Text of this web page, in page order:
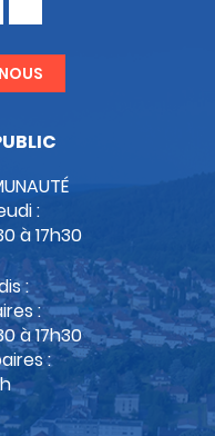
:
à 17h30
:
:
à 17h30
: